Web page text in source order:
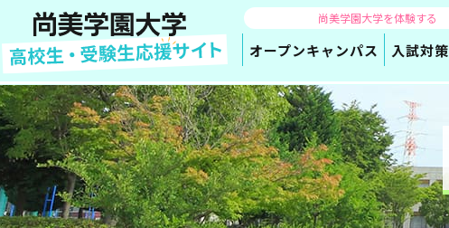
尚美学園大学を体験する
オープンキャンパス 入試対策